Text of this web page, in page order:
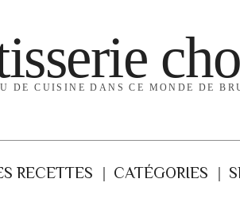
DE CUISINE DANS CE MONDE DE
RECETTES CATÉGORIES